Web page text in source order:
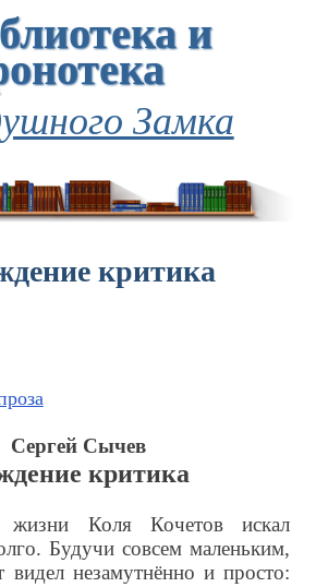
и
Замка
критика
Сергей Сычев
критика
Коля Кочетов искал
Будучи совсем маленьким,
незамутнённо и просто: